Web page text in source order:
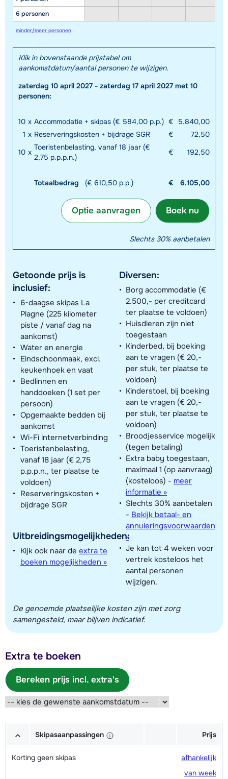
6 personen
minder/meer personen
Klik in bovenstaande prijstabel om
aankomstdatum/aantal personen te wijzigen.
zaterdag 10 april 2027 - zaterdag 17 april 2027 met 10
personen:
10 x Accommodatie + skipas (€ 584,00 p.p.) €
5.840,00
1 x Reserveringskosten + bijdrage SGR €
72,50
10 x
Toeristenbelasting, vanaf 18 jaar (€
2,75 p.p.p.n.)
€ 192,50
Totaalbedrag (€ 610,50 p.p.) € 6.105,00
Boek nu
Optie aanvragen
Slechts 30% aanbetalen
Getoonde prijs is
inclusief:
6-daagse skipas La
Plagne (225 kilometer
piste / vanaf dag na
aankomst)
Water en energie
Eindschoonmaak, excl.
keukenhoek en vaat
Bedlinnen en
handdoeken (1 set per
persoon)
Opgemaakte bedden bij
aankomst
Wi-Fi internetverbinding
Toeristenbelasting,
vanaf 18 jaar (€ 2,75
p.p.p.n., ter plaatse te
voldoen)
Reserveringskosten +
bijdrage SGR
Uitbreidingsmogelijkheden:
Kijk ook naar de extra te
boeken mogelijkheden »
Diversen:
Borg accommodatie (€
2.500,- per creditcard
ter plaatse te voldoen)
Huisdieren zijn niet
toegestaan
Kinderbed, bij boeking
aan te vragen (€ 20,-
per stuk, ter plaatse te
voldoen)
Kinderstoel, bij boeking
aan te vragen (€ 20,-
per stuk, ter plaatse te
voldoen)
Broodjesservice mogelijk
(tegen betaling)
Extra baby toegestaan,
maximaal 1 (op aanvraag)
(kosteloos) - meer
informatie »
Slechts 30% aanbetalen
- Bekijk betaal- en
annuleringsvoorwaarden
»
Je kan tot 4 weken voor
vertrek kosteloos het
aantal personen
wijzigen.
De genoemde plaatselijke kosten zijn met zorg
samengesteld, maar blijven indicatief.
Extra te boeken
Bereken prijs incl. extra's
Skipasaanpassingen Prijs
Korting geen skipas
afhankelijk
van week